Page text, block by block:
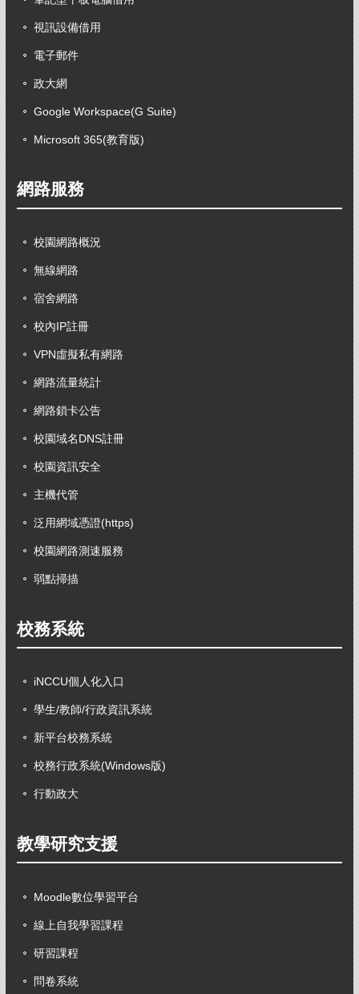
視訊設備借用
電子郵件
政大網
Google Workspace(G Suite)
Microsoft 365(教育版)
網路服務
校園網路概況
無線網路
宿舍網路
校內IP註冊
VPN虛擬私有網路
網路流量統計
網路鎖卡公告
校園域名DNS註冊
校園資訊安全
主機代管
泛用網域憑證(https)
校園網路測速服務
弱點掃描
校務系統
iNCCU個人化入口
學生/教師/行政資訊系統
新平台校務系統
校務行政系統(Windows版)
行動政大
教學研究支援
Moodle數位學習平台
線上自我學習課程
研習課程
問卷系統